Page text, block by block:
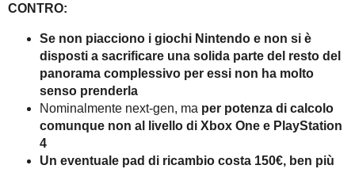
CONTRO:
Se non piacciono i giochi Nintendo e non si è
disposti a sacrificare una solida parte del resto del
panorama complessivo per essi non ha molto
senso prenderla
Nominalmente next-gen, ma per potenza di calcolo
comunque non al livello di Xbox One e PlayStation
4
Un eventuale pad di ricambio costa 150€, ben più